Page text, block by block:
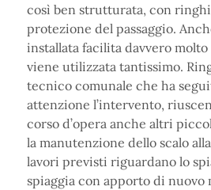
così ben strutturata, con
protezione del passaggio.
installata facilita davvero molto
viene utilizzata tantissimo.
tecnico comunale che ha
attenzione l’intervento,
corso d’opera anche altri
la manutenzione dello scalo
lavori previsti riguardano lo
spiaggia con apporto di nuovo